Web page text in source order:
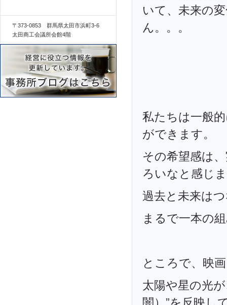
いて、未来の
ん。。。
私たちは一般
ができます。
その希望感は
ろいなと感じ
過去と未来は
まるで一本の
ところで、映
太陽や星の光
〒373-0853 群馬県太田市浜町3-6
太田商工会議所会館4階